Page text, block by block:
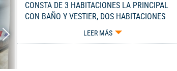
CONSTA DE 3 HABITACIONES LA PRINCIPAL
CON BAÑO Y VESTIER, DOS HABITACIONES
CON CLOSET, ALCOBA DE SERVICIO, SALA
COMEDOR, COCINA INTEGRAL,BALCÓN, ZONA
LEER MÁS